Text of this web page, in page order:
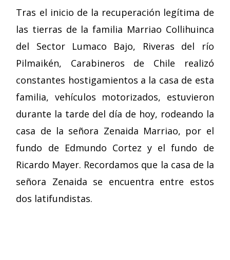
Tras el inicio de la recuperación legítima de
las tierras de la familia Marriao Collihuinca
del Sector Lumaco Bajo, Riveras del río
Pilmaikén, Carabineros de Chile realizó
constantes hostigamientos a la casa de esta
familia, vehículos motorizados, estuvieron
durante la tarde del día de hoy, rodeando la
casa de la señora Zenaida Marriao, por el
fundo de Edmundo Cortez y el fundo de
Ricardo Mayer. Recordamos que la casa de la
señora Zenaida se encuentra entre estos
dos latifundistas.